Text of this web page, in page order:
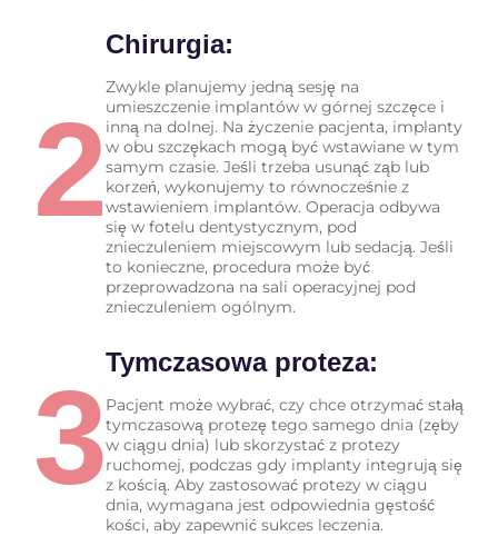
2
Chirurgia:
Zwykle planujemy jedną sesję na
umieszczenie implantów w górnej szczęce i
inną na dolnej. Na życzenie pacjenta, implanty
w obu szczękach mogą być wstawiane w tym
samym czasie. Jeśli trzeba usunąć ząb lub
korzeń, wykonujemy to równocześnie z
wstawieniem implantów. Operacja odbywa
się w fotelu dentystycznym, pod
znieczuleniem miejscowym lub sedacją. Jeśli
to konieczne, procedura może być
przeprowadzona na sali operacyjnej pod
znieczuleniem ogólnym.
3
Tymczasowa proteza:
Pacjent może wybrać, czy chce otrzymać stałą
tymczasową protezę tego samego dnia (zęby
w ciągu dnia) lub skorzystać z protezy
ruchomej, podczas gdy implanty integrują się
z kością. Aby zastosować protezy w ciągu
dnia, wymagana jest odpowiednia gęstość
kości, aby zapewnić sukces leczenia.